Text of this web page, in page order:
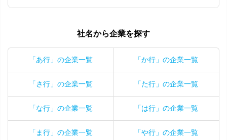
社名から企業を探す
「あ行」の企業一覧 「か行」の企業一覧
「さ行」の企業一覧 「た行」の企業一覧
「な行」の企業一覧 「は行」の企業一覧
「ま行」の企業一覧 「や行」の企業一覧